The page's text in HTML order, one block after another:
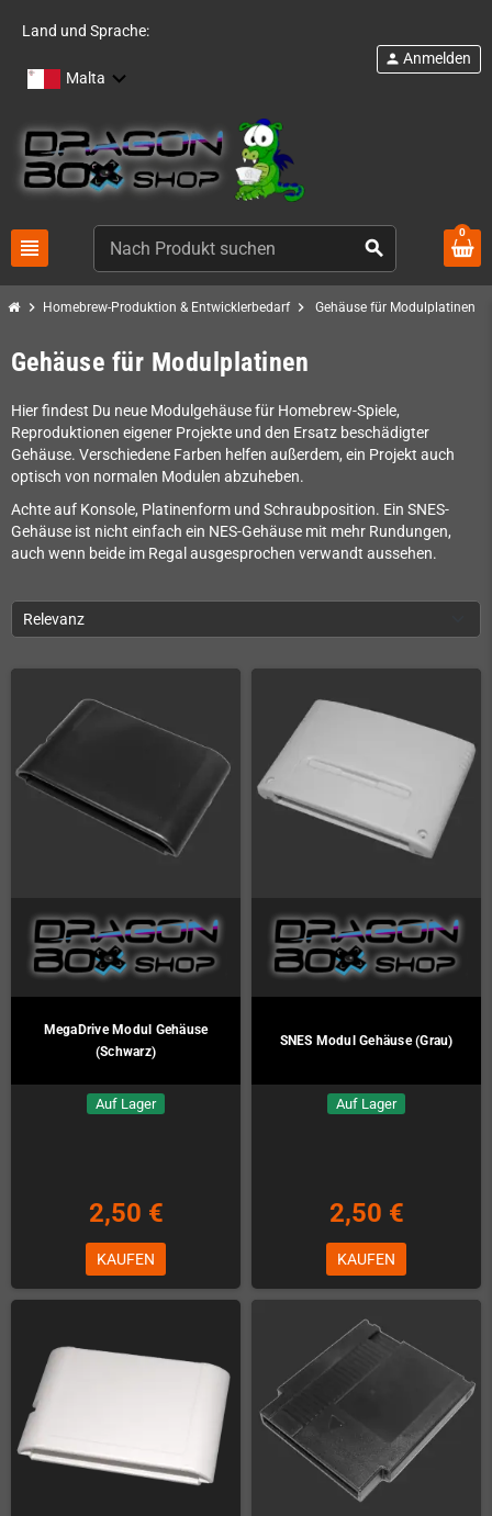
Land und Sprache:
Malta
view_headline search
person Anmelden
0
chevron_right Homebrew-Produktion & Entwicklerbedarf chevron_right Gehäuse für Modulplatinen
Gehäuse für Modulplatinen
Hier findest Du neue Modulgehäuse für Homebrew-Spiele,
Reproduktionen eigener Projekte und den Ersatz beschädigter
Gehäuse. Verschiedene Farben helfen außerdem, ein Projekt auch
optisch von normalen Modulen abzuheben.
Achte auf Konsole, Platinenform und Schraubposition. Ein SNES-
Gehäuse ist nicht einfach ein NES-Gehäuse mit mehr Rundungen,
auch wenn beide im Regal ausgesprochen verwandt aussehen.
Relevanz
MegaDrive Modul Gehäuse
(Schwarz)
Auf Lager
2,50 €
KAUFEN
SNES Modul Gehäuse (Grau)
Auf Lager
2,50 €
KAUFEN